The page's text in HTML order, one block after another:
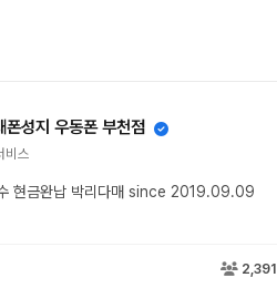
폰성지 우동폰 부천점
비스
현금완납 박리다매 since 2019.09.09
2,391